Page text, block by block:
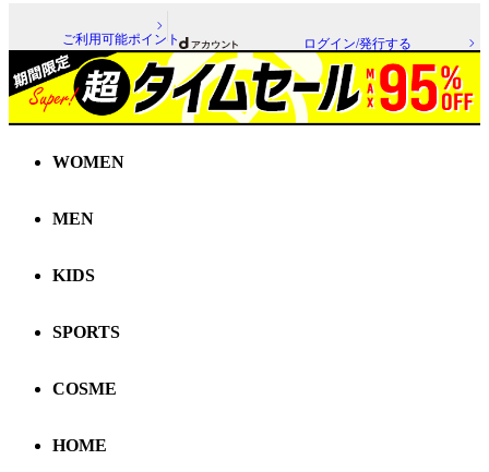
ご利用可能ポイント ログイン/発行する
WOMEN
MEN
KIDS
SPORTS
COSME
HOME